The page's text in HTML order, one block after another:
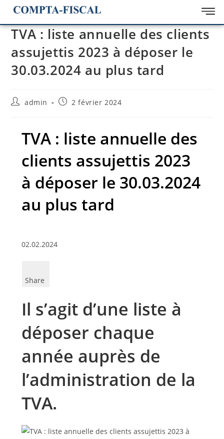
TVA : liste annuelle des clients
assujettis 2023 à déposer le
30.03.2024 au plus tard
admin 2 février 2024
TVA : liste annuelle des
clients assujettis 2023
à déposer le 30.03.2024
au plus tard
02.02.2024
Share
Il s’agit d’une liste à
déposer chaque
année auprès de
l’administration de la
TVA.